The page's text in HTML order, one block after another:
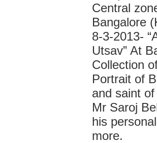
Central
Bangalore
8-3-2013-
Utsav” At
Collection
Portrait of
and saint
Mr Saroj
his
more.